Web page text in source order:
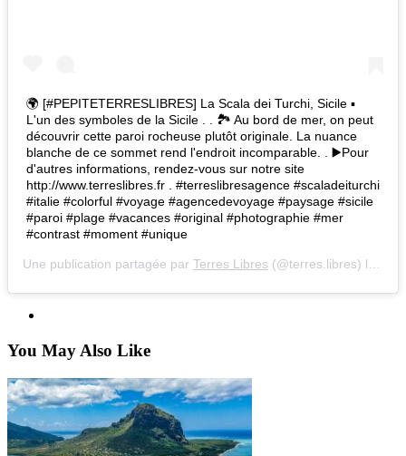
🌍 [#PEPITETERRESLIBRES] La Scala dei Turchi, Sicile ▪
L'un des symboles de la Sicile . . 🏞 Au bord de mer, on peut
découvrir cette paroi rocheuse plutôt originale. La nuance
blanche de ce sommet rend l'endroit incomparable. . ▶Pour
d'autres informations, rendez-vous sur notre site
http://www.terreslibres.fr . #terreslibresagence #scaladeiturchi
#italie #colorful #voyage #agencedevoyage #paysage #sicile
#paroi #plage #vacances #original #photographie #mer
#contrast #moment #unique
Une publication partagée par Terres Libres (@terres.libres) le
You May Also Like